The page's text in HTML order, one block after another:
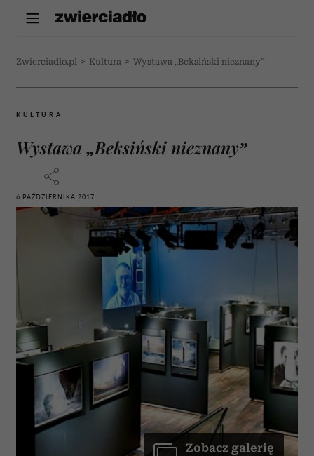
Zwierciadlo.pl > Kultura > Wystawa „Beksiński nieznany”
KULTURA
Wystawa „Beksiński nieznany”
6 PAŹDZIERNIKA 2017
Zobacz galerię